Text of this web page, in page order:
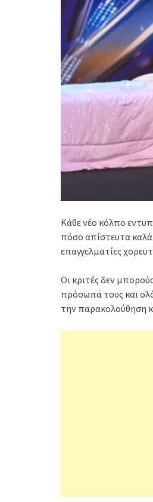
Κάθε νέο κόλπο
πόσο απίστευτα καλά
επαγγελματίες
Οι κριτές δεν
πρόσωπά τους και
την παρακολούθηση